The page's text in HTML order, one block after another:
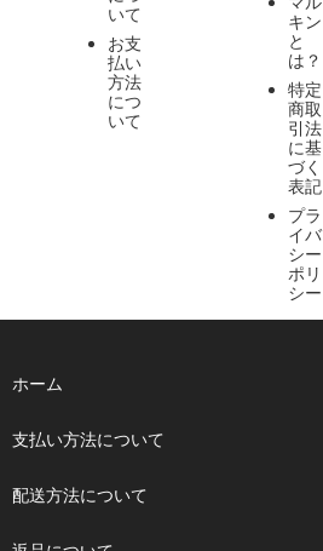
いて
お支
払い
方法
につ
いて
キン
と
は？
特定
商取
引法
に基
づく
表記
プラ
イバ
シー
ポリ
シー
ホーム
支払い方法について
配送方法について